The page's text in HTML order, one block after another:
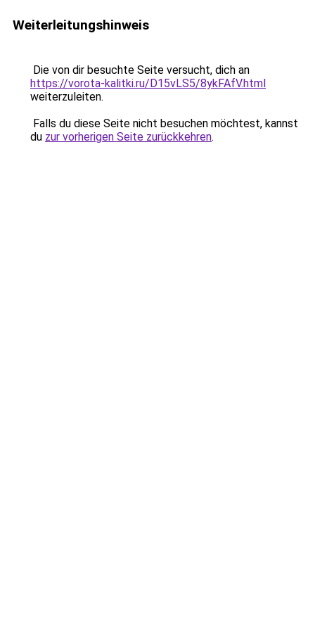
Weiterleitungshinweis
Die von dir besuchte Seite versucht, dich an
https://vorota-kalitki.ru/D15vLS5/8ykFAfV.html
weiterzuleiten.
Falls du diese Seite nicht besuchen möchtest, kannst
du zur vorherigen Seite zurückkehren.